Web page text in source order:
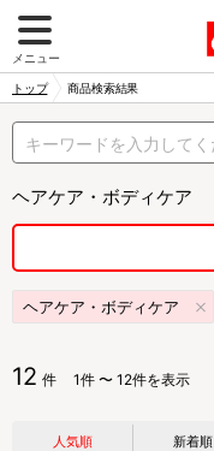
メニュー
トップ 商品検索結果
ヘアケア・ボディケア
ヘアケア・ボディケア
12 件 1件 〜 12件を表示
人気順 新着順